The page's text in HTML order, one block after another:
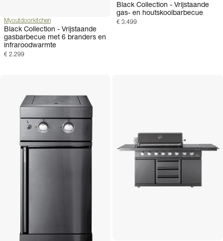
Myoutdoorkitchen
Black Collection - Vrijstaande
gasbarbecue met 6 branders en
infraroodwarmte
€ 2.299
Black Collection - Vrijstaande
gas- en houtskoolbarbecue
€ 3.499